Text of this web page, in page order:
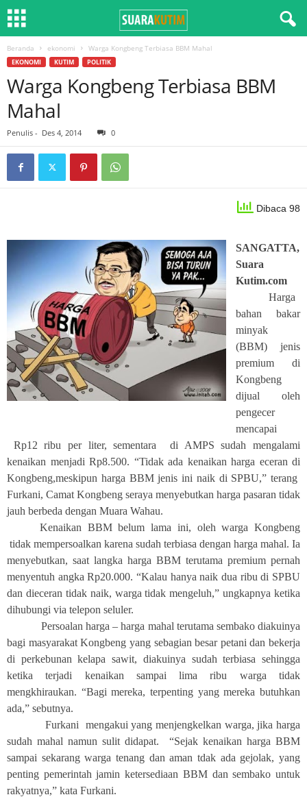
Beranda ekonomi Warga Kongbeng Terbiasa BBM Mahal
EKONOMI KUTIM POLITIK
Warga Kongbeng Terbiasa BBM
Mahal
Penulis - Des 4, 2014 0
Dibaca 98
SANGATTA,
Suara
Kutim.com
Harga
bahan bakar
minyak
(BBM) jenis
premium di
Kongbeng
dijual oleh
pengecer
mencapai
Rp12 ribu per liter, sementara di AMPS sudah mengalami
kenaikan menjadi Rp8.500. “Tidak ada kenaikan harga eceran di
Kongbeng,meskipun harga BBM jenis ini naik di SPBU,” terang
Furkani, Camat Kongbeng seraya menyebutkan harga pasaran tidak
jauh berbeda dengan Muara Wahau.
Kenaikan BBM belum lama ini, oleh warga Kongbeng
tidak mempersoalkan karena sudah terbiasa dengan harga mahal. Ia
menyebutkan, saat langka harga BBM terutama premium pernah
menyentuh angka Rp20.000. “Kalau hanya naik dua ribu di SPBU
dan dieceran tidak naik, warga tidak mengeluh,” ungkapnya ketika
dihubungi via telepon seluler.
Persoalan harga – harga mahal terutama sembako diakuinya
bagi masyarakat Kongbeng yang sebagian besar petani dan bekerja
di perkebunan kelapa sawit, diakuinya sudah terbiasa sehingga
ketika terjadi kenaikan sampai lima ribu warga tidak
mengkhiraukan. “Bagi mereka, terpenting yang mereka butuhkan
ada,” sebutnya.
Furkani mengakui yang menjengkelkan warga, jika harga
sudah mahal namun sulit didapat. “Sejak kenaikan harga BBM
sampai sekarang warga tenang dan aman tdak ada gejolak, yang
penting pemerintah jamin ketersediaan BBM dan sembako untuk
rakyatnya,” kata Furkani.